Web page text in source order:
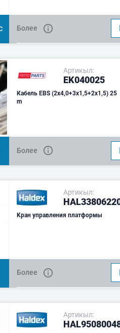
Более
Артикыл:
EK040025
Кабель EBS (2x4,0+3x1,5+2x1,5) 25
m
Более
Артикыл:
Kран управления платформы
Более
Артикыл: